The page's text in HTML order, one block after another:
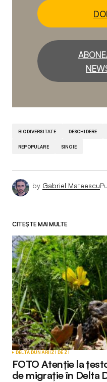
BIODIVERSITATE DESCHIDERE
REPOPULARE SINOIE
by Gabriel Mateescu
CITEȘTE MAI MULTE
DELTA DUNĂRIIZI DE ZI
FOTO Atenție la
de migrație în Delta